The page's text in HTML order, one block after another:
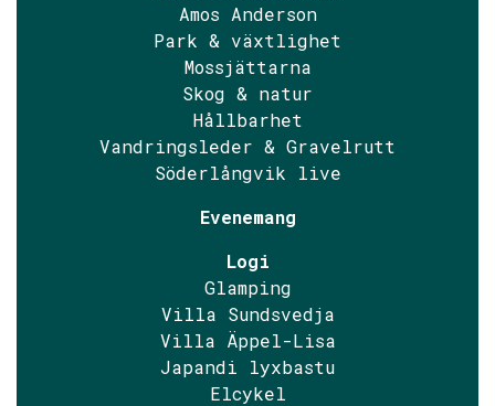
Amos Anderson
Park & växtlighet
Mossjättarna
Skog & natur
Hållbarhet
Vandringsleder & Gravelrutt
Söderlångvik live
Evenemang
Logi
Glamping
Villa Sundsvedja
Villa Äppel-Lisa
Japandi lyxbastu
Elcykel